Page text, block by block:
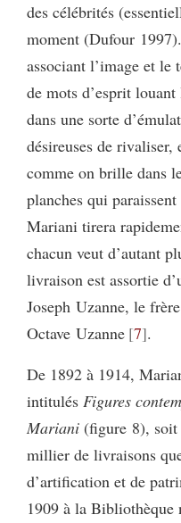
des célébrités
moment (Dufour
associant l’image et le
de mots d’esprit
dans une sorte
désireuses de
comme on brille dans
planches qui
Mariani tirera
chacun veut d’autant
livraison est assortie
Joseph Uzanne, le
Octave Uzanne 7 .
De 1892 à 1914,
intitulés Figures
Mariani (figure 8), soit
millier de livraisons
d’artification et de
1909 à la Bibliothèque